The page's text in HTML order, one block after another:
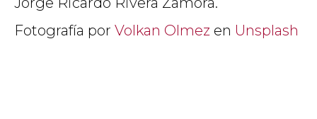
Fotografía por Volkan Olmez en Unsplash